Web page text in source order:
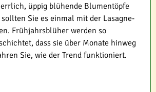
üppig blühende Blumentöpfe
Sie es einmal mit der Lasagne-
Frühjahrsblüher werden so
dass sie über Monate hinweg
Sie, wie der Trend funktioniert.